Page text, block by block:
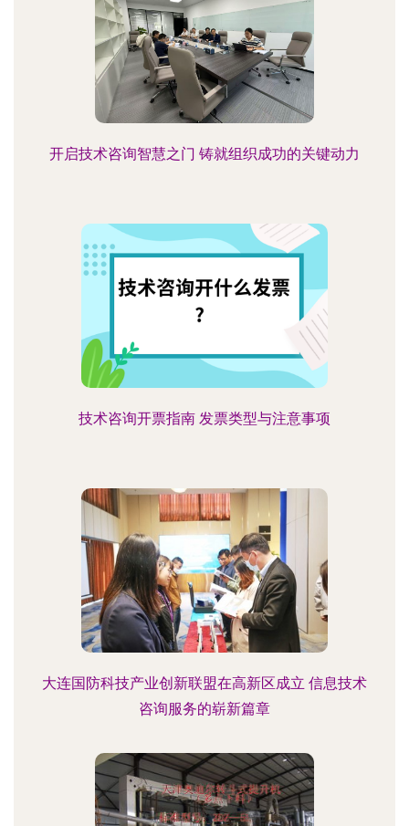
开启技术咨询智慧之门 铸就组织成功的关键动力
技术咨询开票指南 发票类型与注意事项
大连国防科技产业创新联盟在高新区成立 信息技术
咨询服务的崭新篇章